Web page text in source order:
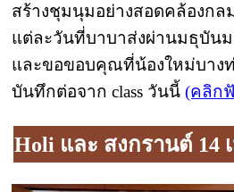
สร้างชุมนุมอย่างสอดคล้องก
แต่ละวันที่บาบาส่งผ่านมธุบันม
และขอขอบคุณที่น้องใหม่บาง
บันทึกต่อจาก class วันนี้ (คลิกฟั
Holi และ สงกรานต์ 14